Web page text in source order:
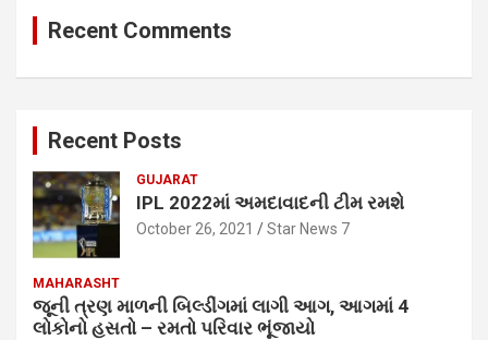
Recent Comments
Recent Posts
GUJARAT
IPL 2022માં અમદાવાદની ટીમ રમશે
October 26, 2021 Star News 7
MAHARASHT
જૂની ત્રણ માળની બિલ્ડીંગમાં લાગી આગ, આગમાં 4
લોકોનો હસતો – રમતો પરિવાર ભૂંજાયો